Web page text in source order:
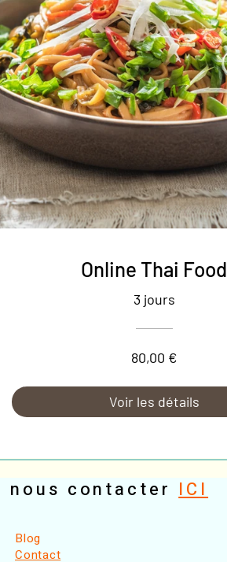
Online Thai Food
3 jours
80,00 €
Voir les détails
​Blog
Contact
nous contacter ICI